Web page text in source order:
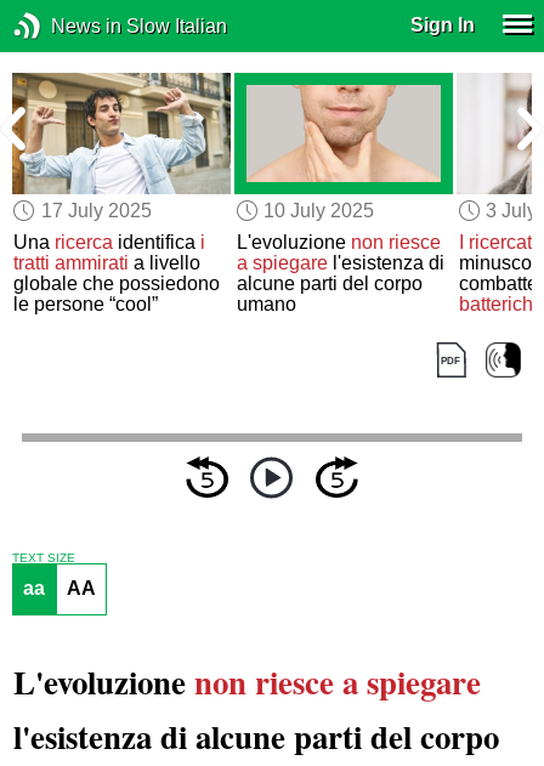
News in Slow Italian Sign In
17 July 2025
Una ricerca identifica i
tratti ammirati a livello
globale che possiedono
le persone “cool”
10 July 2025
L'evoluzione non riesce
a spiegarel'esistenza di
alcune parti del corpo
umano
3 July
I
batteriche
TEXT SIZE
aa AA
L'evoluzionenon riesce a spiegare
l'esistenza di alcune parti del corpo